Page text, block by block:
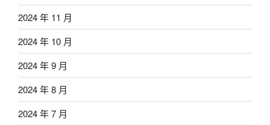
2024 年 11 月
2024 年 10 月
2024 年 9 月
2024 年 8 月
2024 年 7 月